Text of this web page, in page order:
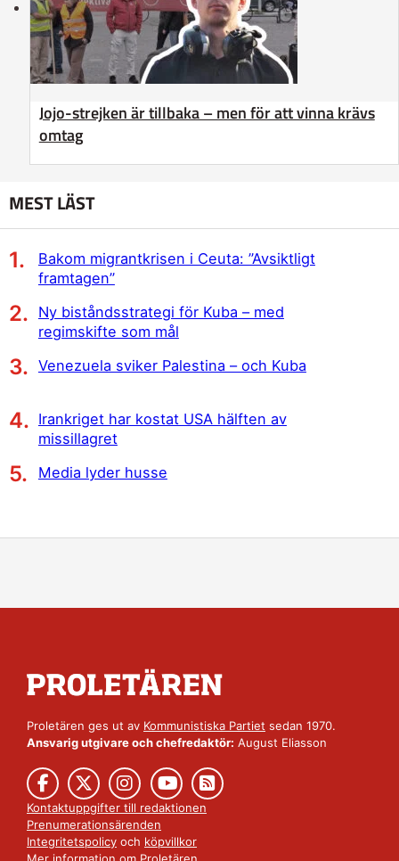
Jojo-strejken är tillbaka – men för att vinna krävs
omtag
MEST LÄST
Bakom migrantkrisen i Ceuta: ”Avsiktligt
framtagen”
Ny biståndsstrategi för Kuba – med
regimskifte som mål
Venezuela sviker Palestina – och Kuba
Irankriget har kostat USA hälften av
missillagret
Media lyder husse
Proletären ges ut av Kommunistiska Partiet sedan 1970.
Ansvarig utgivare och chefredaktör: August Eliasson
Kontaktuppgifter till redaktionen
Prenumerationsärenden
Integritetspolicy och köpvillkor